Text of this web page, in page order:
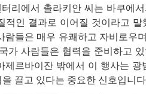
리에서 촐라키안 씨는 바쿠에
적인 결과로 이어질 것이라고
람들은 매우 유쾌하고 자비로우
가 사람들은 협력을 준비하고
제르바이잔 밖에서 이 행사는
끌고 있다는 중요한 신호입니